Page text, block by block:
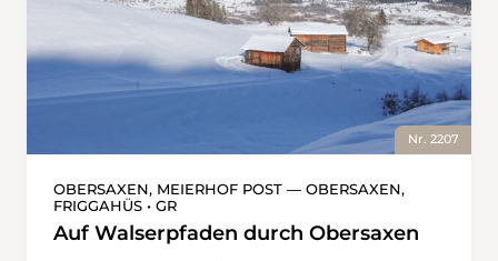
Nr. 2207
OBERSAXEN, MEIERHOF POST — OBERSAXEN,
FRIGGAHÜS • GR
Auf Walserpfaden durch Obersaxen